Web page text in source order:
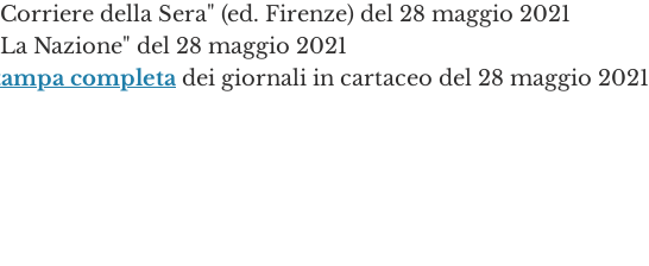
della Sera" (ed. Firenze) del 28 maggio 2021
Nazione" del 28 maggio 2021
completa dei giornali in cartaceo del 28 maggio 2021